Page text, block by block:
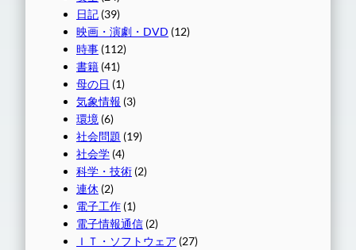
日記 (39)
映画・演劇・DVD (12)
時事 (112)
書籍 (41)
母の日 (1)
気象情報 (3)
環境 (6)
社会問題 (19)
社会学 (4)
科学・技術 (2)
連休 (2)
電子工作 (1)
電子情報通信 (2)
ＩＴ・ソフトウェア (27)